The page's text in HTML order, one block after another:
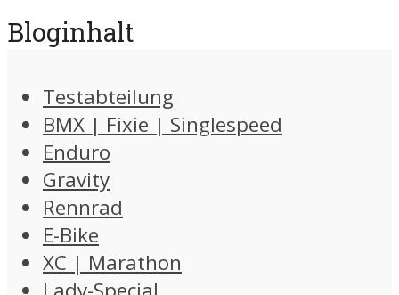
Bloginhalt
Testabteilung
BMX | Fixie | Singlespeed
Enduro
Gravity
Rennrad
E-Bike
XC | Marathon